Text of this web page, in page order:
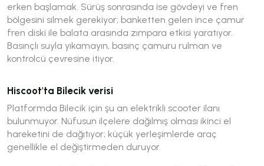
erken başlamak. Sürüş sonrasında ise gövdeyi ve fren
bölgesini silmek gerekiyor; banketten gelen ince çamur
fren diski ile balata arasında zımpara etkisi yaratıyor.
Basınçlı suyla yıkamayın, basınç çamuru rulman ve
kontrolcü çevresine itiyor.
Hiscoot'ta Bilecik verisi
Platformda Bilecik için şu an elektrikli scooter ilanı
bulunmuyor. Nüfusun ilçelere dağılmış olması ikinci el
hareketini de dağıtıyor; küçük yerleşimlerde araç
genellikle el değiştirmeden duruyor.